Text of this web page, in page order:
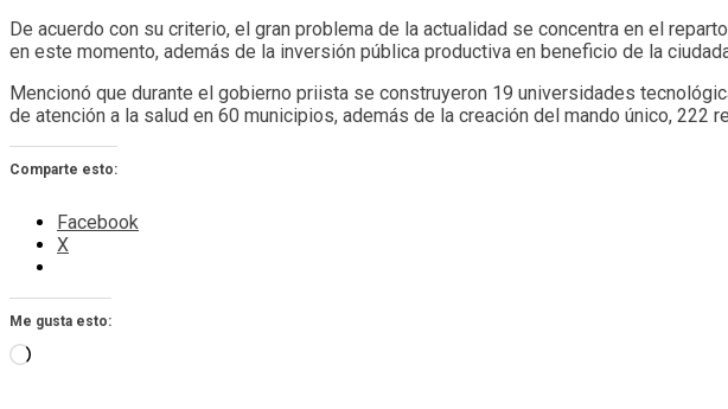
De acuerdo con su criterio, el gran problema de la actualidad se concentra en el
en este momento, además de la inversión pública productiva en beneficio de la
Mencionó que durante el gobierno priista se construyeron 19 universidades
de atención a la salud en 60 municipios, además de la creación del mando único,
Comparte esto:
Facebook
X
Me gusta esto:
Cargando...